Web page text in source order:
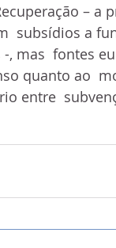
– a
subsídios a
, mas  fontes
quanto ao
entre